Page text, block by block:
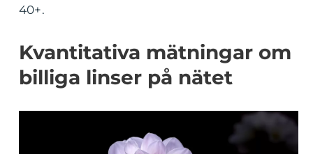
40+.
Kvantitativa mätningar om
billiga linser på nätet